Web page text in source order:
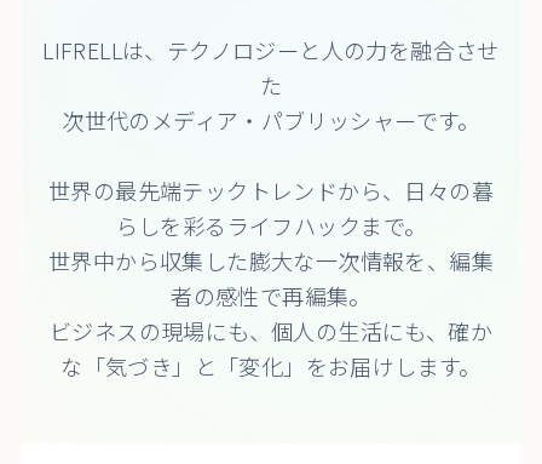
LIFRELLは、テクノロジーと人の力を融合させ
た
次世代のメディア・パブリッシャーです。
世界の最先端テックトレンドから、日々の暮
らしを彩るライフハックまで。
世界中から収集した膨大な一次情報を、編集
者の感性で再編集。
ビジネスの現場にも、個人の生活にも、確か
な「気づき」と「変化」をお届けします。